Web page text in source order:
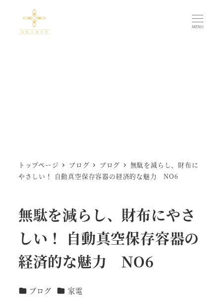
MENU
トップページ ブログ ブログ
無駄を減らし、財布に
やさしい！ 自動真空保存容器の経済的な魅力 NO6
無駄を減らし、財布にやさ
しい！ 自動真空保存容器の
経済的な魅力 NO6
カテゴリー
ブログ カテゴリー
家電